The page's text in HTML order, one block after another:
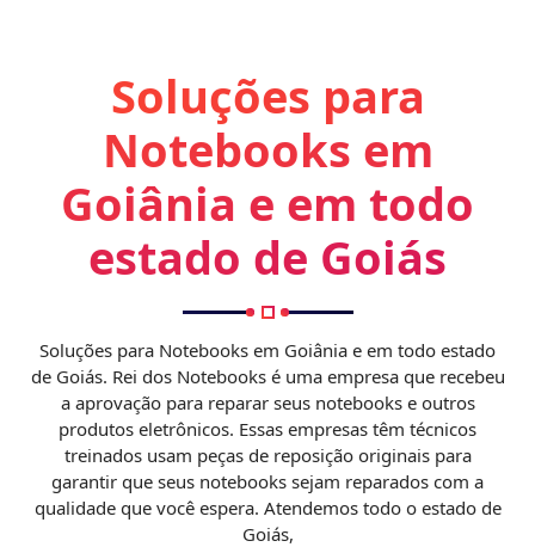
Soluções para
Notebooks em
Goiânia e em todo
estado de Goiás
Soluções para Notebooks em Goiânia e em todo estado
de Goiás. Rei dos Notebooks é uma empresa que recebeu
a aprovação para reparar seus notebooks e outros
produtos eletrônicos. Essas empresas têm técnicos
treinados usam peças de reposição originais para
garantir que seus notebooks sejam reparados com a
qualidade que você espera. Atendemos todo o estado de
Goiás,